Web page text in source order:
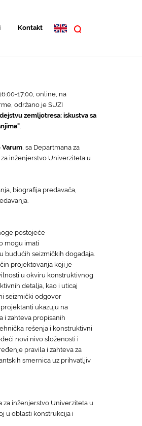
Kontakt
17:00, online, na
održano je SUZI
zemljotresa: iskustva sa
.
, sa Departmana za
inženjerstvo Univerziteta u
biografija predavača,
postojeće
mogu imati
budućih seizmičkih događaja.
projektovanja koji je
u okviru konstruktivnog
detalja, kao i uticaj
seizmički odgovor
ukazuju na
i zahteva propisanih
rešenja i konstruktivni
novi nivo složenosti i
pravila i zahteva za
smernica uz prihvatljiv
inženjerstvo Univerziteta u
u oblasti konstrukcija i